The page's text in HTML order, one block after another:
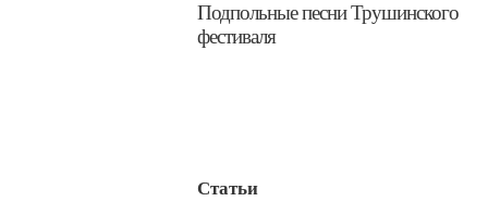
​Подпольные песни Трушинского
фестиваля
Статьи